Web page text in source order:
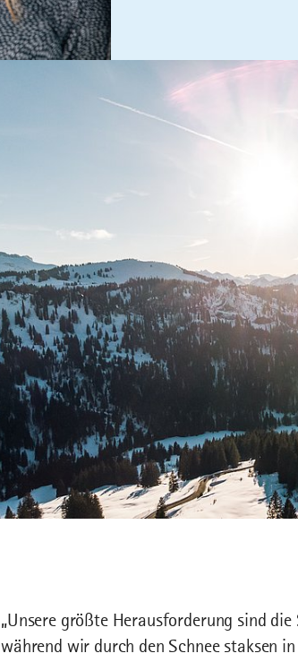
„Unsere größte Herausforderung sind
während wir durch den Schnee staksen